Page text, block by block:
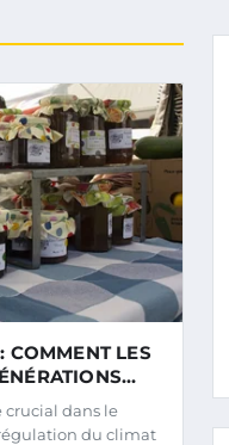
COMMENT LES
crucial dans le
du climat